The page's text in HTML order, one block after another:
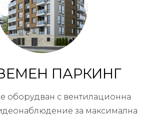
ПАРКИНГ
оборудван с вентилационна
за максимална